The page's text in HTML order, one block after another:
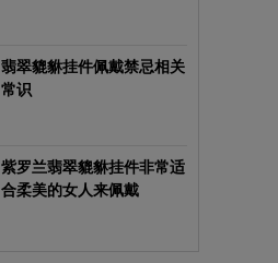
翡翠貔貅挂件佩戴禁忌相关
常识
紫罗兰翡翠貔貅挂件非常适
合柔美的女人来佩戴